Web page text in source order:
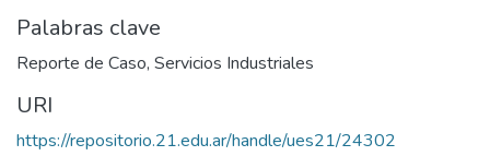
Palabras clave
Reporte de Caso, Servicios Industriales
URI
https://repositorio.21.edu.ar/handle/ues21/24302